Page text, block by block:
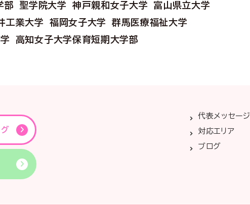
部 聖学院大学 神戸親和女子大学
富山県立大学
工業大学
福岡女子大学
群馬医療福祉大学
高知女子大学保育短期大学部
代表メッセージ
対応エリア
ブログ